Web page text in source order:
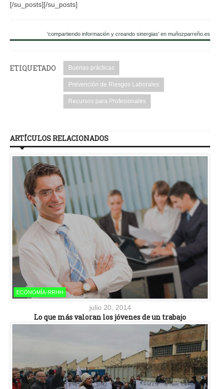
[/su_posts][/su_posts]
'compartiendo información y creando sinergias' en muñozparreño.es
ETIQUETADO Buenas prácticas
Prevención de Riesgos Laborales
Recursos para Profesionales
ARTÍCULOS RELACIONADOS
ECONOMÍA-RRHH
julio 20, 2014
Lo que más valoran los jóvenes de un trabajo